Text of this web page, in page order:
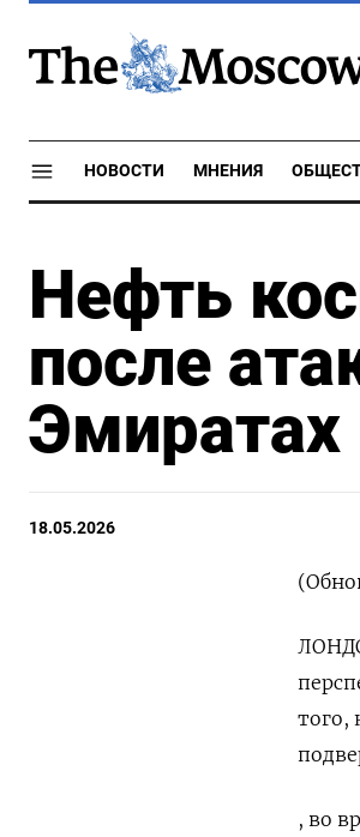
НОВОСТИ МНЕНИЯ
Нефть
после
Эмиратах
18.05.2026
того,
, во